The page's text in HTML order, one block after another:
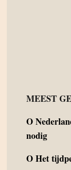
MEEST
O
nodig
OHet